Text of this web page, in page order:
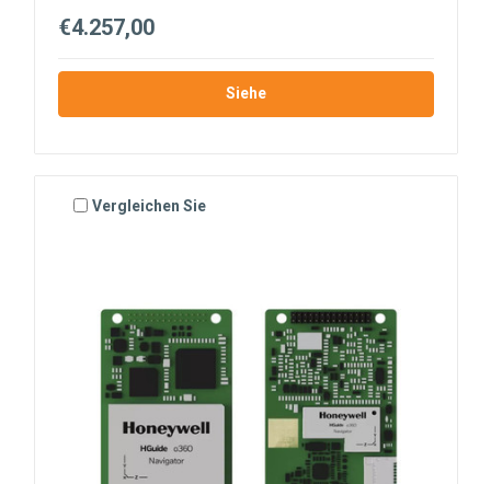
€4.257,00
Siehe
Vergleichen Sie